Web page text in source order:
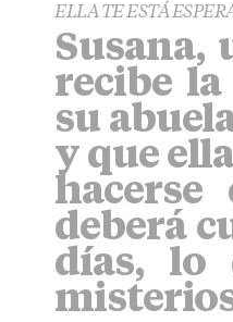
U
S
K
Y
P
L
I
N
K
ELLA TE ESTÁ
Susana,
recibe la
su
y que
deberá
días, lo